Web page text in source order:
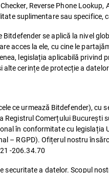
Reverse Phone
suplimentare sau specifice,
se aplică la nivel
acces la ele, cu cine le
legislația aplicabilă privind
cerințe de protecție a
ce urmează Bitdefender),
Registrul Comerțului
în conformitate cu
– RGPD). Ofițerul nostru
-206.34.70
securitate a datelor. Scopul